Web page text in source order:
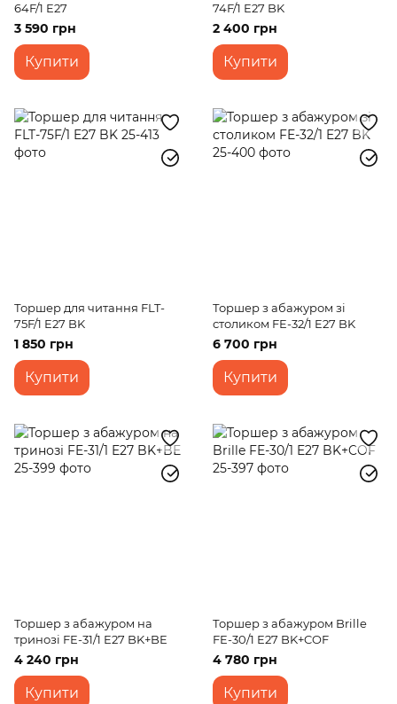
64F/1 E27
3 590 грн
Купити
74F/1 E27 BK
2 400 грн
Купити
Торшер для читання FLT-
75F/1 E27 BK
1 850 грн
Купити
Торшер з абажуром зі
столиком FE-32/1 E27 BK
6 700 грн
Купити
Торшер з абажуром на
тринозі FE-31/1 E27 BK+BE
4 240 грн
Купити
Торшер з абажуром Brille
FE-30/1 E27 BK+COF
4 780 грн
Купити